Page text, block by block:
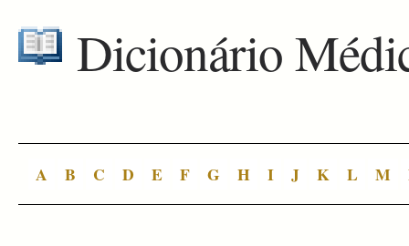
Dicionário
A B C D E F G H I J K L M